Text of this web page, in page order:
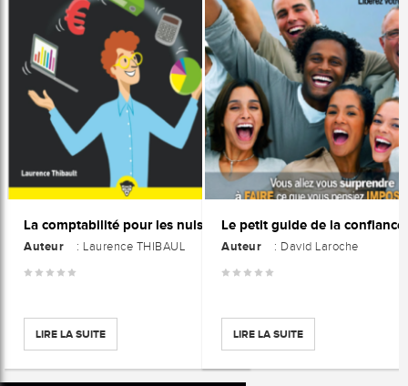
La comptabilité pour les nuls
Auteur : Laurence THIBAUL
LIRE LA SUITE
Auteur : David Laroche
LIRE LA SUITE